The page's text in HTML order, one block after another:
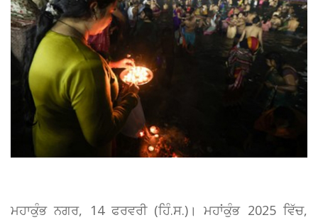
ਮਹਾਕੁੰਭ ਨਗਰ, 14 ਫਰਵਰੀ (ਹਿੰ.ਸ.)। ਮਹਾਂਕੁੰਭ ​​2025 ਵਿੱਚ,